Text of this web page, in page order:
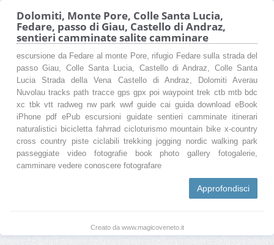
Dolomiti, Monte Pore, Colle Santa Lucia,
Fedare, passo di Giau, Castello di Andraz,
sentieri camminate salite camminare
escursione da Fedare al monte Pore, rifugio Fedare sulla strada del
passo Giau, Colle Santa Lucia, Castello di Andraz, Colle Santa
Lucia Strada della Vena Castello di Andraz, Dolomiti Averau
Nuvolau tracks path tracce gps gpx poi waypoint trek ctb mtb bdc
xc tbk vtt radweg nw park wwf guide cai guida download eBook
iPhone pdf ePub escursioni guidate sentieri camminate itinerari
naturalistici bicicletta fahrrad cicloturismo mountain bike x-country
cross country piste ciclabili trekking jogging nordic walking park
passeggiate video fotografie book photo gallery fotogalerie,
camminare vedere conoscere fotografare
Approfondisci
Creato da www.magicoveneto.it